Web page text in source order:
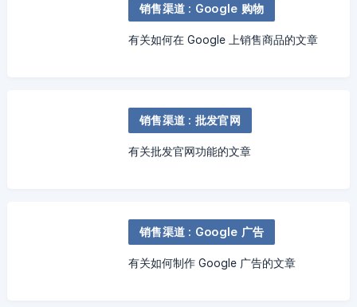
销售渠道 : Google 购物
有关如何在 Google 上销售商品的文章
销售渠道 : 批发官网
有关批发官网功能的文章
销售渠道 : Google 广告
有关如何制作 Google 广告的文章